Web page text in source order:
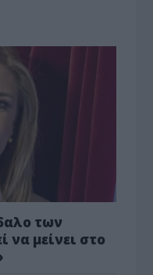
των
μείνει στο